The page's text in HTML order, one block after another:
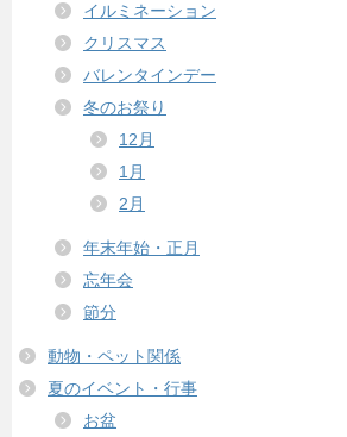
イルミネーション
クリスマス
バレンタインデー
冬のお祭り
12月
1月
2月
年末年始・正月
忘年会
節分
動物・ペット関係
夏のイベント・行事
お盆